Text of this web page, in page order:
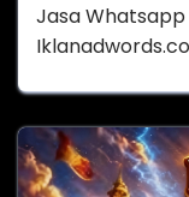
Jasa Whatsapp